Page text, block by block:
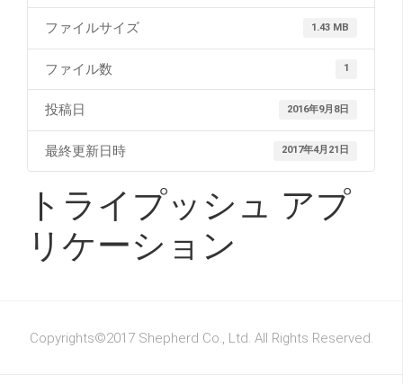
ファイルサイズ 1.43 MB
ファイル数 1
投稿日 2016年9月8日
最終更新日時 2017年4月21日
トライプッシュ アプ
リケーション
Copyrights©2017 Shepherd Co., Ltd. All Rights Reserved.